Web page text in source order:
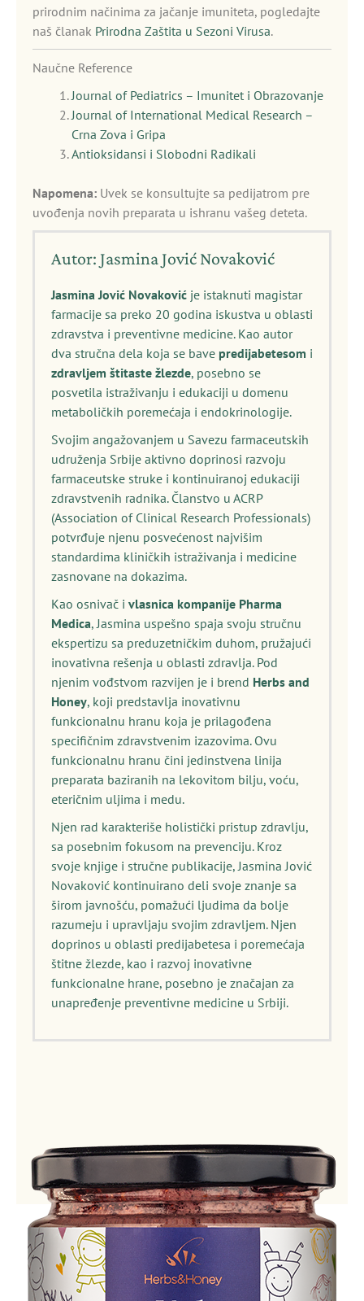
prirodnim načinima za jačanje imuniteta, pogledajte
naš članak Prirodna Zaštita u Sezoni Virusa.
Naučne Reference
Journal of Pediatrics – Imunitet i Obrazovanje
Journal of International Medical Research –
Crna Zova i Gripa
Antioksidansi i Slobodni Radikali
Napomena: Uvek se konsultujte sa pedijatrom pre
uvođenja novih preparata u ishranu vašeg deteta.
Autor: Jasmina Jović Novaković
Jasmina Jović Novaković je istaknuti magistar
farmacije sa preko 20 godina iskustva u oblasti
zdravstva i preventivne medicine. Kao autor
dva stručna dela koja se bave predijabetesom i
zdravljem štitaste žlezde, posebno se
posvetila istraživanju i edukaciji u domenu
metaboličkih poremećaja i endokrinologije.
Svojim angažovanjem u Savezu farmaceutskih
udruženja Srbije aktivno doprinosi razvoju
farmaceutske struke i kontinuiranoj edukaciji
zdravstvenih radnika. Članstvo u ACRP
(Association of Clinical Research Professionals)
potvrđuje njenu posvećenost najvišim
standardima kliničkih istraživanja i medicine
zasnovane na dokazima.
Kao osnivač i vlasnica kompanije Pharma
Medica, Jasmina uspešno spaja svoju stručnu
ekspertizu sa preduzetničkim duhom, pružajući
inovativna rešenja u oblasti zdravlja. Pod
njenim vođstvom razvijen je i brend Herbs and
Honey, koji predstavlja inovativnu
funkcionalnu hranu koja je prilagođena
specifičnim zdravstvenim izazovima. Ovu
funkcionalnu hranu čini jedinstvena linija
preparata baziranih na lekovitom bilju, voću,
eteričnim uljima i medu.
Njen rad karakteriše holistički pristup zdravlju,
sa posebnim fokusom na prevenciju. Kroz
svoje knjige i stručne publikacije, Jasmina Jović
Novaković kontinuirano deli svoje znanje sa
širom javnošću, pomažući ljudima da bolje
razumeju i upravljaju svojim zdravljem. Njen
doprinos u oblasti predijabetesa i poremećaja
štitne žlezde, kao i razvoj inovativne
funkcionalne hrane, posebno je značajan za
unapređenje preventivne medicine u Srbiji.